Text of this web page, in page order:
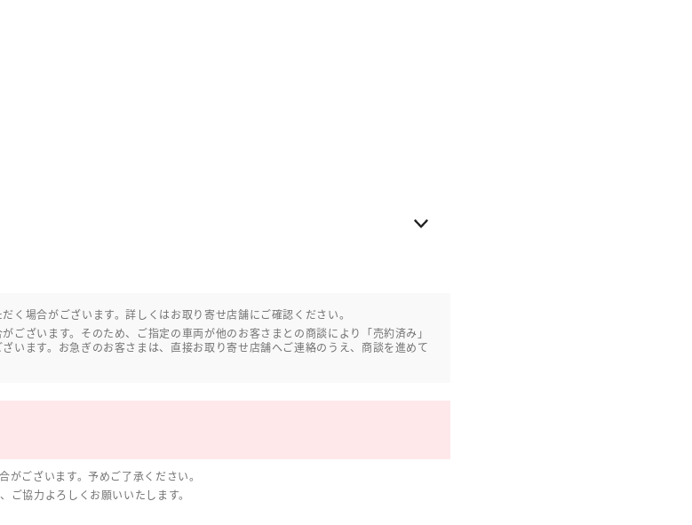
く場合がございます。詳しくはお取り寄せ店舗にご確認ください。
ございます。そのため、ご指定の車両が他のお客さまとの商談により「売約済み」
います。お急ぎのお客さまは、直接お取り寄せ店舗へご連絡のうえ、商談を進めて
ございます。予めご了承ください。
協力よろしくお願いいたします。